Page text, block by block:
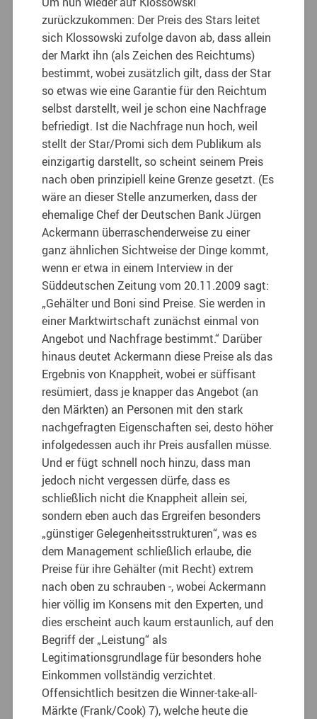
zurückzukommen: Der Preis des Stars leitet
sich Klossowski zufolge davon ab, dass allein
der Markt ihn (als Zeichen des Reichtums)
bestimmt, wobei zusätzlich gilt, dass der Star
so etwas wie eine Garantie für den Reichtum
selbst darstellt, weil je schon eine Nachfrage
befriedigt. Ist die Nachfrage nun hoch, weil
stellt der Star/Promi sich dem Publikum als
einzigartig darstellt, so scheint seinem Preis
nach oben prinzipiell keine Grenze gesetzt. (Es
wäre an dieser Stelle anzumerken, dass der
ehemalige Chef der Deutschen Bank Jürgen
Ackermann überraschenderweise zu einer
ganz ähnlichen Sichtweise der Dinge kommt,
wenn er etwa in einem Interview in der
Süddeutschen Zeitung vom 20.11.2009 sagt:
„Gehälter und Boni sind Preise. Sie werden in
einer Marktwirtschaft zunächst einmal von
Angebot und Nachfrage bestimmt.“ Darüber
hinaus deutet Ackermann diese Preise als das
Ergebnis von Knappheit, wobei er süffisant
resümiert, dass je knapper das Angebot (an
den Märkten) an Personen mit den stark
nachgefragten Eigenschaften sei, desto höher
infolgedessen auch ihr Preis ausfallen müsse.
Und er fügt schnell noch hinzu, dass man
jedoch nicht vergessen dürfe, dass es
schließlich nicht die Knappheit allein sei,
sondern eben auch das Ergreifen besonders
„günstiger Gelegenheitsstrukturen“, was es
dem Management schließlich erlaube, die
Preise für ihre Gehälter (mit Recht) extrem
nach oben zu schrauben -, wobei Ackermann
hier völlig im Konsens mit den Experten, und
dies erscheint auch kaum erstaunlich, auf den
Begriff der „Leistung“ als
Legitimationsgrundlage für besonders hohe
Einkommen vollständig verzichtet.
Offensichtlich besitzen die Winner-take-all-
Märkte (Frank/Cook) 7), welche heute die